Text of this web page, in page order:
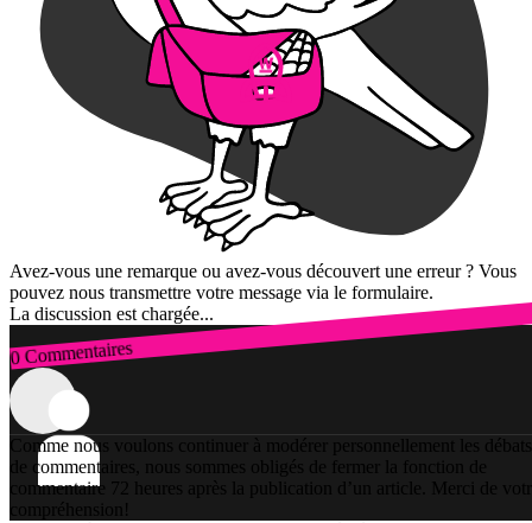
Avez-vous une remarque ou avez-vous découvert une erreur ? Vous
pouvez nous transmettre votre message via le formulaire.
La discussion est chargée...
0 Commentaires
Connexion
Comme nous voulons continuer à modérer personnellement les débats
de commentaires, nous sommes obligés de fermer la fonction de
commentaire 72 heures après la publication d’un article. Merci de
compréhension!